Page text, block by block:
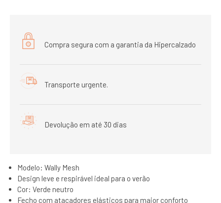
Compra segura com a garantia da Hipercalzado
Transporte urgente.
Devolução em até 30 dias
Modelo: Wally Mesh
Design leve e respirável ideal para o verão
Cor: Verde neutro
Fecho com atacadores elásticos para maior conforto